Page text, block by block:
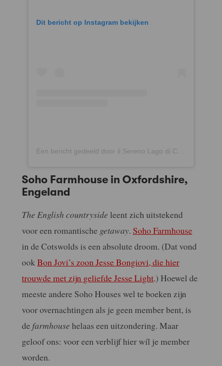
Dit bericht op Instagram bekijken
Soho Farmhouse in Oxfordshire,
Engeland
The English countryside leent zich uitstekend
voor een romantische getaway. Soho Farmhouse
in de Cotswolds is een absolute droom. (Dat vond
ookBon Jovi’s zoon Jesse Bongiovi, die hier
trouwde met zijn geliefde Jesse Light.) Hoewel de
meeste andere Soho Houses wel te boeken zijn
voor overnachtingen als je geen member bent, is
de farmhouse helaas een uitzondering. Maar
geloof ons: voor een verblijf hier wíl je member
worden.